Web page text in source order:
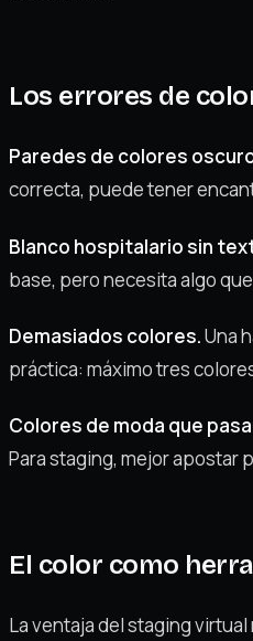
Los errores de
Paredes de colores
correcta, puede tener
Blanco hospitalario sin
base, pero necesita algo
Demasiados colores.Una
práctica: máximo tres
Colores de moda que
Para staging, mejor apostar
El color como
La ventaja del staging